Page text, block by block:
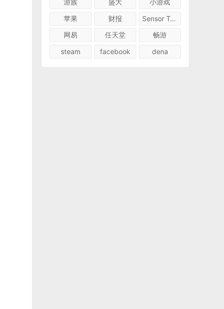
游族
盛大
小游戏
苹果
财报
Sensor Tower
网易
任天堂
畅游
steam
facebook dena